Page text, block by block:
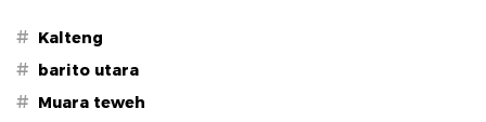
# Kalteng
# barito utara
# Muara teweh